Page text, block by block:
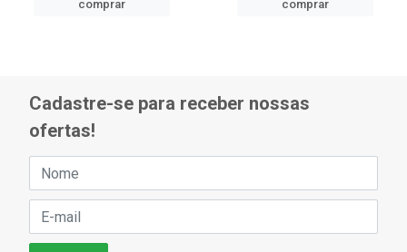
comprar
comprar
Cadastre-se para receber nossas
ofertas!